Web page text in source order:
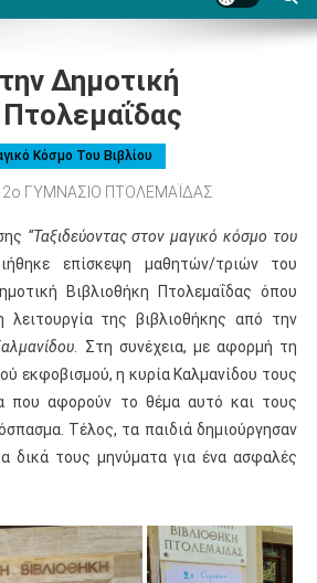
Δημοτική
Κόσμο Του Βιβλίου
2ο ΓΥΜΝΑΣΙΟ ΠΤΟΛΕΜΑΪΔΑΣ
“Ταξιδεύοντας στον μαγικό κόσμο του
επίσκεψη μαθητών/τριών του
Βιβλιοθήκη Πτολεμαΐδας όπου
λειτουργία της βιβλιοθήκης από την
. Στη συνέχεια, με αφορμή τη
εκφοβισμού, η κυρία Καλμανίδου τους
που αφορούν το θέμα αυτό και τους
Τέλος, τα παιδιά δημιούργησαν
δικά τους μηνύματα για ένα ασφαλές